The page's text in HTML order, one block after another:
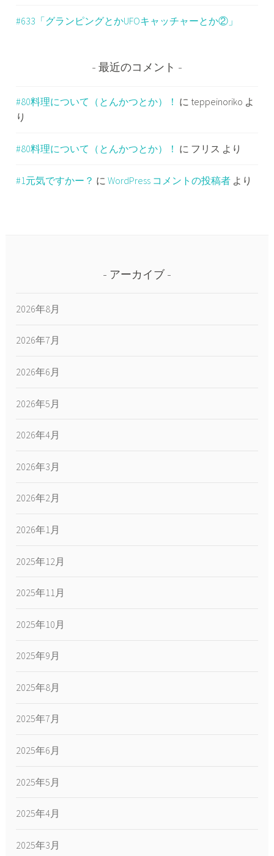
#633「グランピングとかUFOキャッチャーとか②」
最近のコメント
#80料理について（とんかつとか）！ に teppeinoriko よ
り
#80料理について（とんかつとか）！ に フリス より
#1元気ですかー？ にWordPress コメントの投稿者 より
アーカイブ
2026年8月
2026年7月
2026年6月
2026年5月
2026年4月
2026年3月
2026年2月
2026年1月
2025年12月
2025年11月
2025年10月
2025年9月
2025年8月
2025年7月
2025年6月
2025年5月
2025年4月
2025年3月